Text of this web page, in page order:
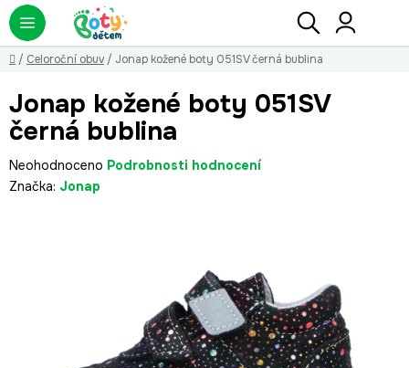
Přejít
na
obsah
Hledat
Domů
/ Celoroční obuv / Jonap kožené boty 051SV černá bublina
Jonap kožené boty 051SV
černá bublina
Průměrné
hodnocení
Neohodnoceno Podrobnosti hodnocení
Značka: Jonap